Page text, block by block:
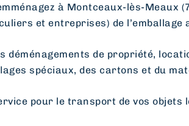
à Montceaux-lès-Meaux
et entreprises) de l’emballage
déménagements de propriété,
spéciaux, des cartons et du
pour le transport de vos objets